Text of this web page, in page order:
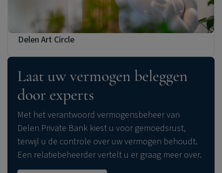
Delen Art Circle
Laat uw vermogen beleggen
door experts
Met het verantwoord vermogensbeheer van
Delen Private Bank kiest u voor gemoedsrust,
terwijl u de controle over uw vermogen behoudt.
Een relatiebeheerder vertelt u er graag meer over.